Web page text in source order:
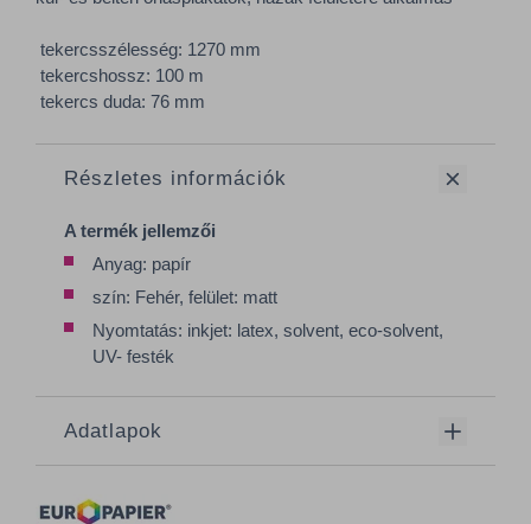
tekercsszélesség: 1270 mm
tekercshossz: 100 m
tekercs duda: 76 mm
Részletes információk
A termék jellemzői
Anyag: papír
szín: Fehér, felület: matt
Nyomtatás: inkjet: latex, solvent, eco-solvent,
UV- festék
Adatlapok